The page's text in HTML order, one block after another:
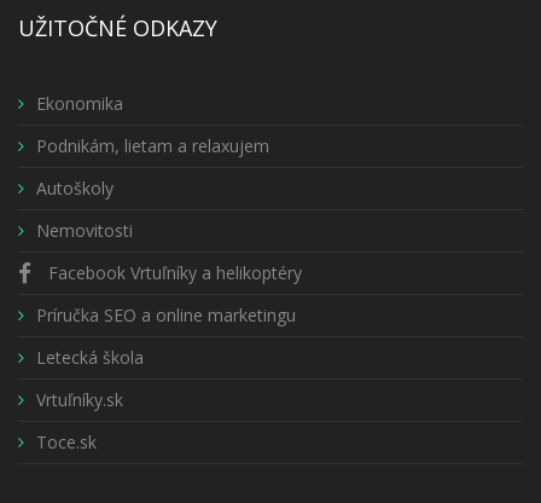
UŽITOČNÉ ODKAZY
Ekonomika
Podnikám, lietam a relaxujem
Autoškoly
Nemovitosti
Facebook Vrtuľníky a helikoptéry
Príručka SEO a online marketingu
Letecká škola
Vrtuľníky.sk
Toce.sk